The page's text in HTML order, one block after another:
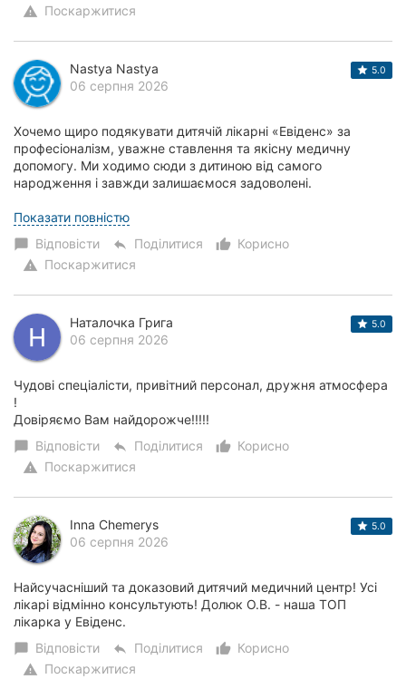
warning Поскаржитися
Nastya Nastya
06 серпня 2026
5.0
Хочемо щиро подякувати дитячій лікарні «Евіденс» за
професіоналізм, уважне ставлення та якісну медичну
допомогу. Ми ходимо сюди з дитиною від самого
народження і завжди залишаємося задоволені.
Хотілось би відзначити Головатюк Ольгу Миколаївну та Т...
Показати повністю
chat_bubble Відповісти reply Поділитися thumb_up_alt
Корисно
warning Поскаржитися
Наталочка Грига
06 серпня 2026
5.0
Чудові спеціалісти, привітний персонал, дружня атмосфера
!
Довіряємо Вам найдорожче!!!!!
chat_bubble Відповісти reply Поділитися thumb_up_alt
Корисно
warning Поскаржитися
Inna Chemerys
06 серпня 2026
5.0
Найсучасніший та доказовий дитячий медичний центр! Усі
лікарі відмінно консультують! Долюк О.В. - наша ТОП
лікарка у Евіденс.
chat_bubble Відповісти reply Поділитися thumb_up_alt
Корисно
warning Поскаржитися